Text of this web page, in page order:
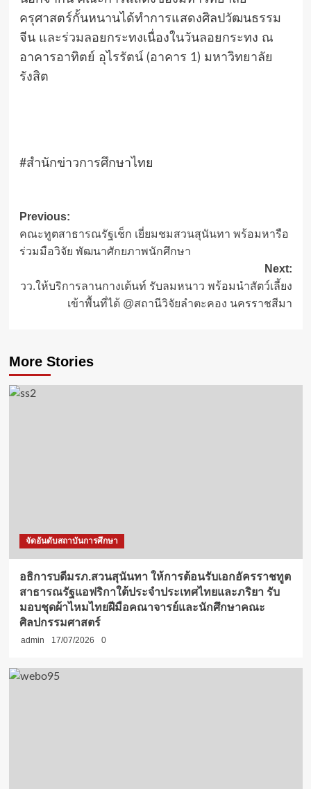
ครุศาสตร์กั้นหนานได้ทำการแสดงศิลปวัฒนธรรม
จีน และร่วมลอยกระทงเนื่องในวันลอยกระทง ณ
อาคารอาทิตย์ อุไรรัตน์ (อาคาร 1) มหาวิทยาลัย
รังสิต
#สำนักข่าวการศึกษาไทย
Post
navigation
Previous:
คณะทูตสาธารณรัฐเช็ก เยี่ยมชมสวนสุนันทา พร้อมหารือ
ร่วมมือวิจัย พัฒนาศักยภาพนักศึกษา
Next:
วว.ให้บริการลานกางเต้นท์ รับลมหนาว พร้อมนำสัตว์เลี้ยง
เข้าพื้นที่ได้ @สถานีวิจัยลำตะคอง นครราชสีมา
More Stories
จัดอันดับสถาบันการศึกษา
อธิการบดีมรภ.สวนสุนันทา ให้การต้อนรับเอกอัครราชทูต
สาธารณรัฐแอฟริกาใต้ประจำประเทศไทยและภริยา รับ
มอบชุดผ้าไหมไทยฝีมือคณาจารย์และนักศึกษาคณะ
ศิลปกรรมศาสตร์
admin 17/07/2026 0